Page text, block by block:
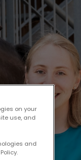
on your
use, and
and